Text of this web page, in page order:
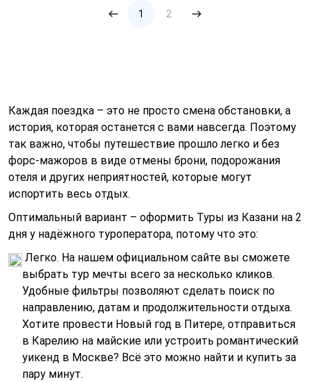
1 2
Каждая поездка – это не просто смена обстановки, а
история, которая останется с вами навсегда. Поэтому
так важно, чтобы путешествие прошло легко и без
форс-мажоров в виде отмены брони, подорожания
отеля и других неприятностей, которые могут
испортить весь отдых.
Оптимальный вариант – оформить Туры из Казани на 2
дня у надёжного туроператора, потому что это:
Легко. На нашем официальном сайте вы сможете
выбрать тур мечты всего за несколько кликов.
Удобные фильтры позволяют сделать поиск по
направлению, датам и продолжительности отдыха.
Хотите провести Новый год в Питере, отправиться
в Карелию на майские или устроить романтический
уикенд в Москве? Всё это можно найти и купить за
пару минут.